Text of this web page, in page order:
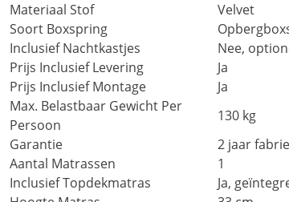
Materiaal Stof
Velvet
Soort Boxspring
Inclusief Nachtkastjes
Nee,
Prijs Inclusief Levering
Ja
Prijs Inclusief Montage
Ja
Max. Belastbaar Gewicht Per
Persoon
130 kg
Garantie
2 jaar
Aantal Matrassen
1
Inclusief Topdekmatras
Ja,